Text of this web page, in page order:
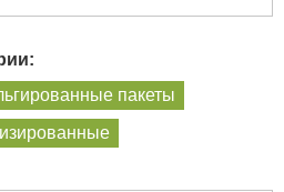
пакеты